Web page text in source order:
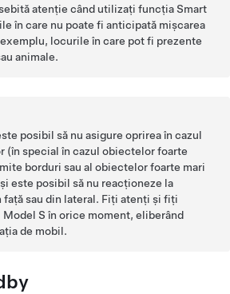
atenție când utilizați funcțiaSmart
în care nu poate fi anticipată mișcarea
locurile în care pot fi prezente
animale.
posibil să nu asigure oprirea în cazul
(în special în cazul obiectelor foarte
borduri sau al obiectelor foarte mari
este posibil să nu reacționeze la
sau din lateral. Fiți atenți și fiți
Model S în orice moment, eliberând
de mobil.